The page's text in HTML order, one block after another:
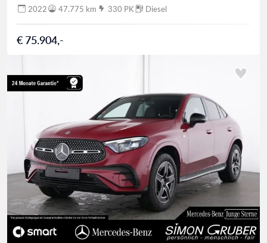
2022 47.775 km 330 PK Diesel
€ 75.904,-